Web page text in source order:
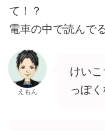
て！？
電車の中で読んで
えもん
けい
っぽく